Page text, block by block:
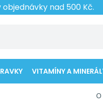
nad 500 Kč.
VITAMÍNY A
O